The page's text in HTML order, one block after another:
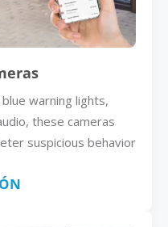
warning lights,
these cameras
suspicious behavior